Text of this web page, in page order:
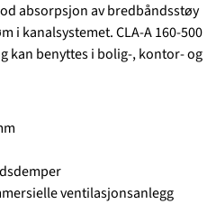
absorpsjon av bredbåndsstøy
i kanalsystemet. CLA-A 160-500
kan benyttes i bolig-, kontor- og
ventilasjonsanlegg